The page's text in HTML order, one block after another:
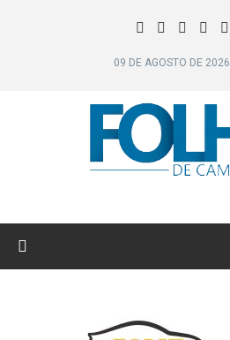
09 DE AGOSTO DE 2026